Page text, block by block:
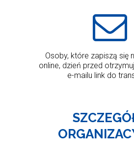
Osoby, które zapiszą się
online, dzień przed
e-mailu link do